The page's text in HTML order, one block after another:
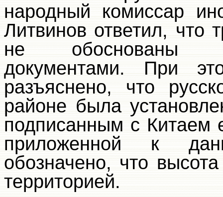
народный комиссар
Литвинов ответил, что
не обоснованы
документами. При
разъяснено, что
районе была
подписанным с Китаем
приложенной к
обозначено, что
территорией.